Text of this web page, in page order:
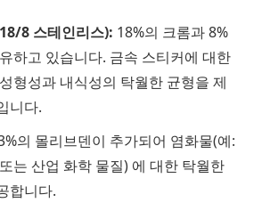
8 스테인리스): 18%의 크롬과 8%
하고 있습니다. 금속 스티커에 대한
형성과 내식성의 탁월한 균형을 제
니다.
의 몰리브덴이 추가되어 염화물(예:
는 산업 화학 물질) 에 대한 탁월한
합니다.